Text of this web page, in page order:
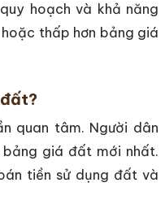
hoạch và khả năng
thấp hơn bảng giá
quan tâm. Người dân
bảng giá đất mới nhất.
tiền sử dụng đất và